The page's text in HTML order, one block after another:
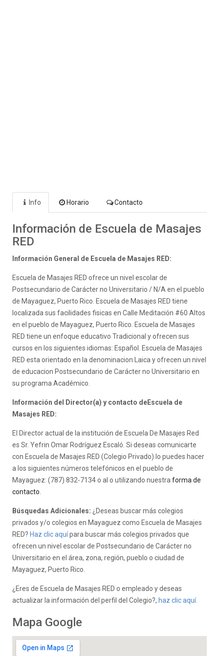
Info Horario Contacto
Información de Escuela de Masajes
RED
Información General de Escuela de Masajes RED:
Escuela de Masajes RED ofrece un nivel escolar de
Postsecundario de Carácter no Universitario / N/A en el pueblo
de Mayaguez, Puerto Rico. Escuela de Masajes RED tiene
localizada sus facilidades fisicas en Calle Meditación #60 Altos
en el pueblo de Mayaguez, Puerto Rico. Escuela de Masajes
RED tiene un enfoque educativo Tradicional y ofrecen sus
cursos en los siguientes idiomas: Español. Escuela de Masajes
RED esta orientado en la denominacion Laica y ofrecen un nivel
de educacion Postsecundario de Carácter no Universitario en
su programa Académico.
Información del Director(a) y contacto deEscuela de
Masajes RED:
El Director actual de la institución de Escuela De Masajes Red
es Sr. Yefrin Omar Rodríguez Escaló. Si deseas comunicarte
con Escuela de Masajes RED (Colegio Privado) lo puedes hacer
a los siguientes números telefónicos en el pueblo de
Mayaguez: (787) 832-7134 o al o utilizando nuestra forma de
contacto
Búsquedas Adicionales: ¿Deseas buscar más colegios
privados y/o colegios en Mayaguez como Escuela de Masajes
RED? Haz clic aquípara buscar más colegios privados que
ofrecen un nivel escolar de Postsecundario de Carácter no
Universitario en el área, zona, región, pueblo o ciudad de
Mayaguez, Puerto Rico.
¿Eres de Escuela de Masajes RED o empleado y deseas
actualizar la información del perfil del Colegio?, haz clic aquí.
Mapa Google